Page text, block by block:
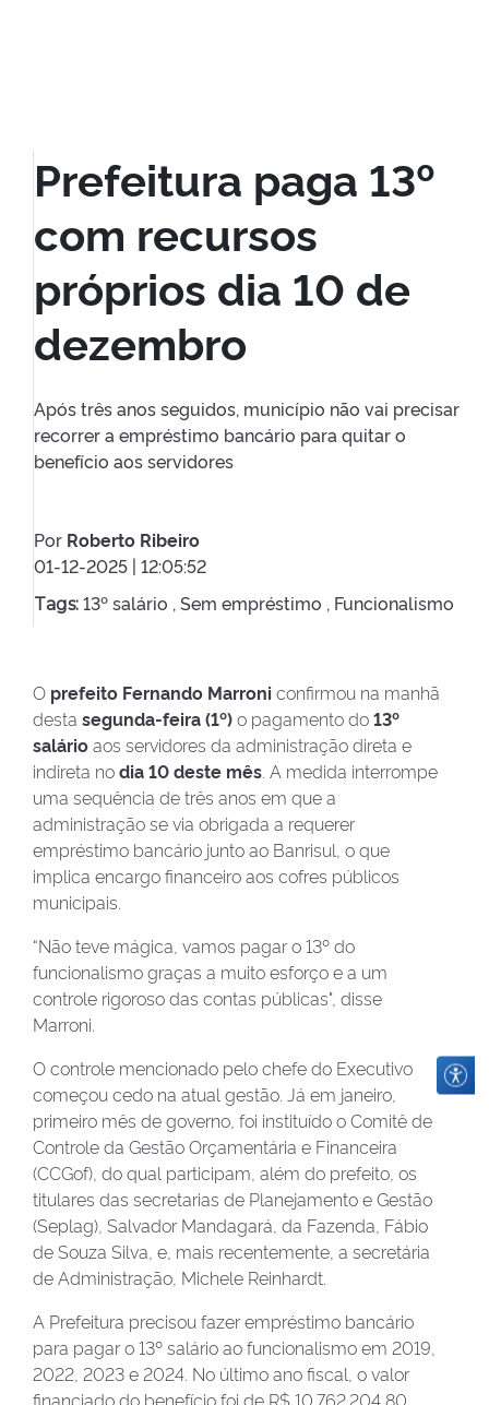
Prefeitura paga 13º
com recursos
próprios dia 10 de
dezembro
Após três anos seguidos, município não vai precisar
recorrer a empréstimo bancário para quitar o
benefício aos servidores
Por Roberto Ribeiro
01-12-2025 | 12:05:52
Tags: 13º salário , Sem empréstimo , Funcionalismo
O prefeito Fernando Marroniconfirmou na manhã
desta segunda-feira (1º)o pagamento do13º
salárioaos servidores da administração direta e
indireta nodia 10 deste mês . A medida interrompe
uma sequência de três anos em que a
administração se via obrigada a requerer
empréstimo bancário junto ao Banrisul, o que
implica encargo financeiro aos cofres públicos
municipais.
“Não teve mágica, vamos pagar o 13º do
funcionalismo graças a muito esforço e a um
controle rigoroso das contas públicas", disse
Marroni.
O controle mencionado pelo chefe do Executivo
começou cedo na atual gestão. Já em janeiro,
primeiro mês de governo, foi instituído o Comitê de
Controle da Gestão Orçamentária e Financeira
(CCGof), do qual participam, além do prefeito, os
titulares das secretarias de Planejamento e Gestão
(Seplag), Salvador Mandagará, da Fazenda, Fábio
de Souza Silva, e, mais recentemente, a secretária
de Administração, Michele Reinhardt.
A Prefeitura precisou fazer empréstimo bancário
para pagar o 13º salário ao funcionalismo em 2019,
2022, 2023 e 2024. No último ano fiscal, o valor
financiado do benefício foi de R$ 10.762.204,80